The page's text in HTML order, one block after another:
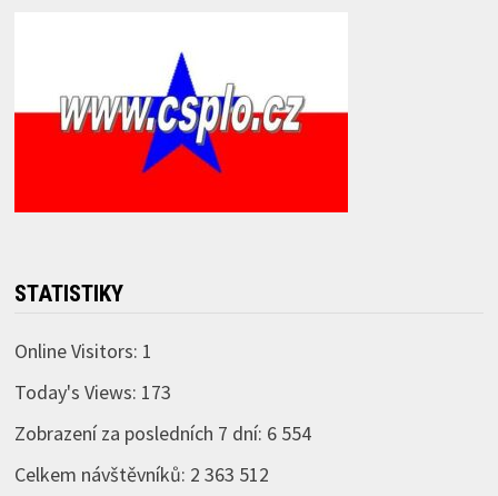
STATISTIKY
Online Visitors: 1
Today's Views: 173
Zobrazení za posledních 7 dní: 6 554
Celkem návštěvníků: 2 363 512